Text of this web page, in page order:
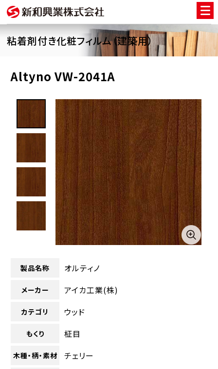
粘着剤付き化粧フィルム（建築用）
Altyno VW-2041A
製品名称 オルティノ
メーカー アイカ工業(株)
カテゴリ ウッド
もくり 柾目
木種・柄・素材 チェリー